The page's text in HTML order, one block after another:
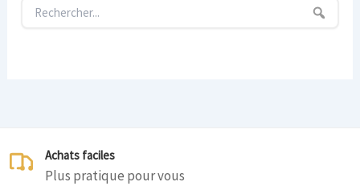
Achats faciles
Plus pratique pour vous